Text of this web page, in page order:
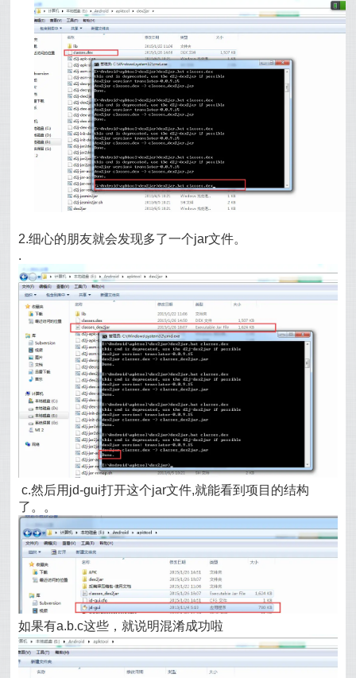
2.细心的朋友就会发现多了一个jar文件。
.
c.然后用jd-gui打开这个jar文件,就能看到项目的结构
了。。
如果有a.b.c这些，就说明混淆成功啦